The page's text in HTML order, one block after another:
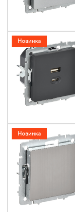
Новинка
Новинка